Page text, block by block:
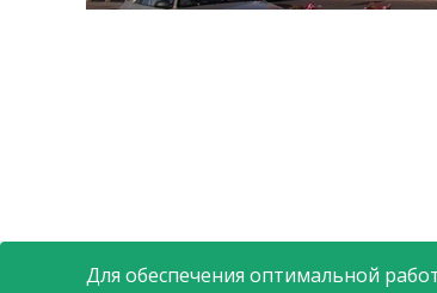
Для обеспечения оптимальной